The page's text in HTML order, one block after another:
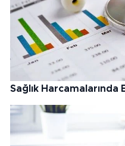
Sağlık Harcamalarında